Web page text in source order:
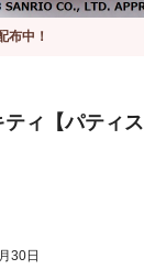
布中！
ィ【パティ
30日